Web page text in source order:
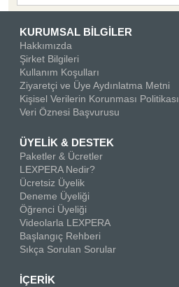
KURUMSAL BİLGİLER
Hakkımızda
Şirket Bilgileri
Kullanım Koşulları
Ziyaretçi ve Üye Aydınlatma Metni
Kişisel Verilerin Korunması Politikası
Veri Öznesi Başvurusu
ÜYELİK & DESTEK
Paketler & Ücretler
LEXPERA Nedir?
Ücretsiz Üyelik
Deneme Üyeliği
Öğrenci Üyeliği
Videolarla LEXPERA
Başlangıç Rehberi
Sıkça Sorulan Sorular
İÇERİK